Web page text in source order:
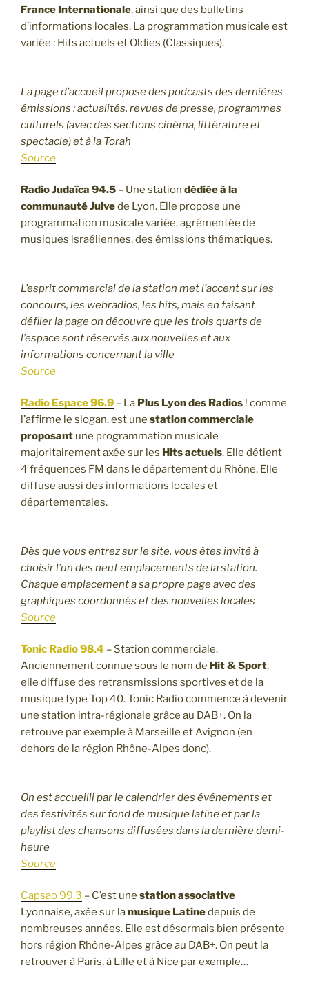
France Internationale, ainsi que des bulletins
d’informations locales. La programmation musicale est
variée : Hits actuels et Oldies (Classiques).
La page d’accueil propose des podcasts des dernières
émissions : actualités, revues de presse, programmes
culturels (avec des sections cinéma, littérature et
spectacle) et à la Torah
Source
Radio Judaïca 94.5 – Une station dédiée à la
communauté Juivede Lyon. Elle propose une
programmation musicale variée, agrémentée de
musiques israéliennes, des émissions thématiques.
L’esprit commercial de la station met l’accent sur les
concours, les webradios, les hits, mais en faisant
défiler la page on découvre que les trois quarts de
l’espace sont réservés aux nouvelles et aux
informations concernant la ville
Source
Radio Espace 96.9 – La Plus Lyon des Radios ! comme
l’affirme le slogan, est une station commerciale
proposant une programmation musicale
majoritairement axée sur les Hits actuels. Elle détient
4 fréquences FM dans le département du Rhône. Elle
diffuse aussi des informations locales et
départementales.
Dès que vous entrez sur le site, vous êtes invité à
choisir l’un des neuf emplacements de la station.
Chaque emplacement a sa propre page avec des
graphiques coordonnés et des nouvelles locales
Source
Tonic Radio 98.4 – Station commerciale.
Anciennement connue sous le nom de Hit & Sport,
elle diffuse des retransmissions sportives et de la
musique type Top 40. Tonic Radio commence à devenir
une station intra-régionale grâce au DAB+. On la
retrouve par exemple à Marseille et Avignon (en
dehors de la région Rhône-Alpes donc).
On est accueilli par le calendrier des événements et
des festivités sur fond de musique latine et par la
playlist des chansons diffusées dans la dernière demi-
heure
Source
Capsao 99.3 – C’est une station associative
Lyonnaise, axée sur lamusique Latinedepuis de
nombreuses années. Elle est désormais bien présente
hors région Rhône-Alpes grâce au DAB+. On peut la
retrouver à Paris, à Lille et à Nice par exemple…